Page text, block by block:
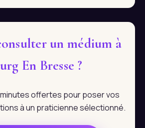
un médium à
En Bresse ?
offertes pour poser vos
à un praticienne sélectionné.